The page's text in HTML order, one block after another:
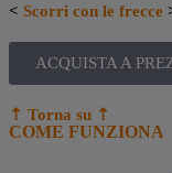
< Scorri con le frecce
ACQUISTA A
⇡ Torna su ⇡
COME FUNZIONA